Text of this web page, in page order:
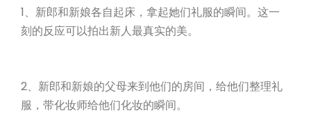
1、新郎和新娘各自起床，拿起她们礼服的瞬间。这一
刻的反应可以拍出新人最真实的美。
2、新郎和新娘的父母来到他们的房间，给他们整理礼
服，带化妆师给他们化妆的瞬间。